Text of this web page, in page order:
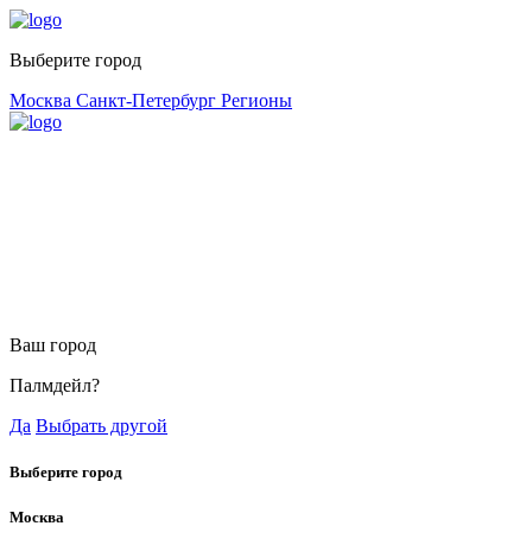
Выберите город
Москва Санкт-Петербург Регионы
Ваш город
Палмдейл?
Да Выбрать другой
Выберите город
Москва